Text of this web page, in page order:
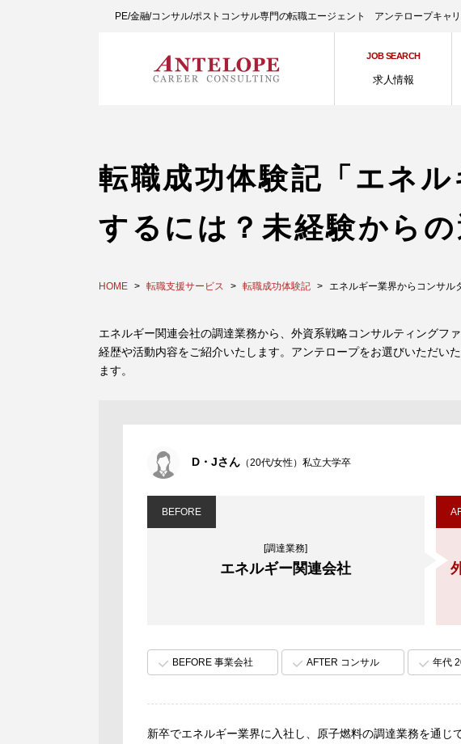
PE/金融/コンサル/ポストコンサル専門の転職エージェント アンテロープキャ
JOB SEARCH
求人情報
転職成功体験記「エネ
するには？未経験からの
HOME 転職支援サービス 転職成功体験記 エネルギー業界からコンサル
エネルギー関連会社の調達業務から、外資系戦略コンサルティングフ
経歴や活動内容をご紹介いたします。アンテロープをお選びいただい
ます。
D・Jさん （20代/女性）私立大学卒
BEFORE
[調達業務]
エネルギー関連会社
BEFORE 事業会社 AFTER コンサル 年代
新卒でエネルギー業界に入社し、原子燃料の調達業務を通